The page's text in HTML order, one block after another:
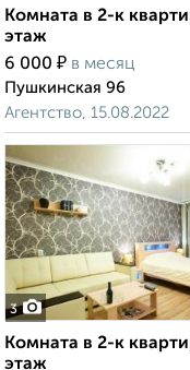
Комната в 2-к
этаж
6 000 ₽ в месяц
Пушкинская 96
Агентство, 15.08.2022
3
Комната в 2-к
этаж